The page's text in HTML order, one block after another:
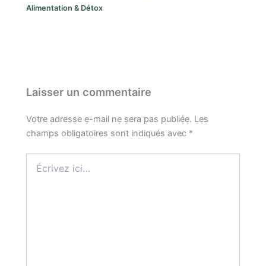
Alimentation & Détox
Laisser un commentaire
Votre adresse e-mail ne sera pas publiée. Les
champs obligatoires sont indiqués avec *
ici…